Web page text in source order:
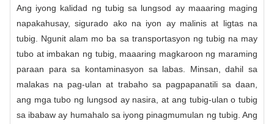
Ang iyong kalidad ng tubig sa lungsod ay maaaring maging
napakahusay, sigurado ako na iyon ay malinis at ligtas na
tubig. Ngunit alam mo ba sa transportasyon ng tubig na may
tubo at imbakan ng tubig, maaaring magkaroon ng maraming
paraan para sa kontaminasyon sa labas. Minsan, dahil sa
malakas na pag-ulan at trabaho sa pagpapanatili sa daan,
ang mga tubo ng lungsod ay nasira, at ang tubig-ulan o tubig
sa ibabaw ay humahalo sa iyong pinagmumulan ng tubig. Ang